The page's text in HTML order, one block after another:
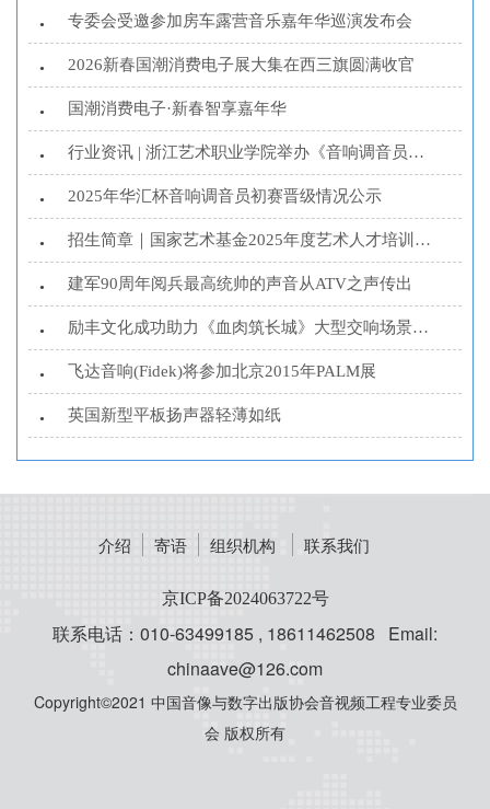
• 专委会受邀参加房车露营音乐嘉年华巡演发布会
• 2026新春国潮消费电子展大集在西三旗圆满收官
• 国潮消费电子·新春智享嘉年华
• 行业资讯 | 浙江艺术职业学院举办《音响调音员》培训...
• 2025年华汇杯音响调音员初赛晋级情况公示
• 招生简章｜国家艺术基金2025年度艺术人才培训资助项...
• 建军90周年阅兵最高统帅的声音从ATV之声传出
• 励丰文化成功助力《血肉筑长城》大型交响场景演唱会
• 飞达音响(Fidek)将参加北京2015年PALM展
• 英国新型平板扬声器轻薄如纸
介绍 寄语 组织机构 联系我们
京ICP备2024063722号
联系电话：010-63499185 , 18611462508 Email:
chinaave@126.com
Copyright©2021 中国音像与数字出版协会音视频工程专业委员
会 版权所有